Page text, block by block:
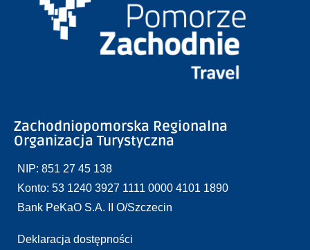
Zachodniopomorska Regionalna
Organizacja Turystyczna
NIP: 851 27 45 138
Konto: 53 1240 3927 1111 0000 4101 1890
Bank PeKaO S.A. II O/Szczecin
Deklaracja dostępności